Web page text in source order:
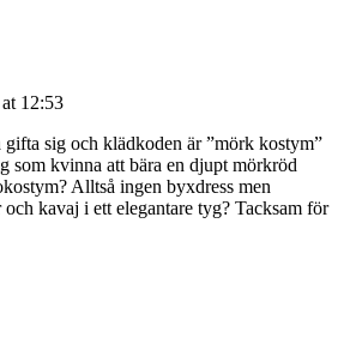
12:53
sig och klädkoden är ”mörk kostym”
som kvinna att bära en djupt mörkröd
Alltså ingen byxdress men
kavaj i ett elegantare tyg? Tacksam för